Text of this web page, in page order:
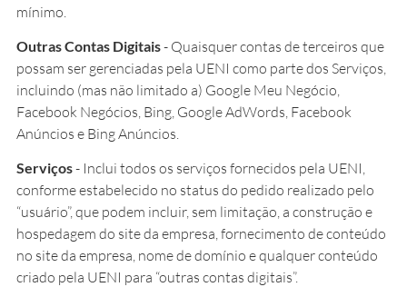
mínimo.
Outras Contas Digitais- Quaisquer contas de terceiros que
possam ser gerenciadas pela UENI como parte dos Serviços,
incluindo (mas não limitado a) Google Meu Negócio,
Facebook Negócios, Bing, Google AdWords, Facebook
Anúncios e Bing Anúncios.
Serviços- Inclui todos os serviços fornecidos pela UENI,
conforme estabelecido no status do pedido realizado pelo
“usuário”, que podem incluir, sem limitação, a construção e
hospedagem do site da empresa, fornecimento de conteúdo
no site da empresa, nome de domínio e qualquer conteúdo
criado pela UENI para “outras contas digitais”.